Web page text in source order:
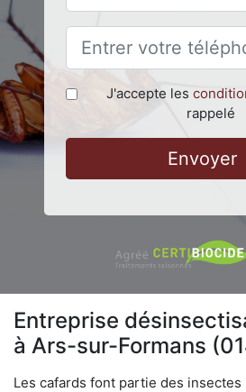
J'accepte les
rappelé
Envoyer
Entreprise
à Ars-sur-Formans
Les cafards font partie des